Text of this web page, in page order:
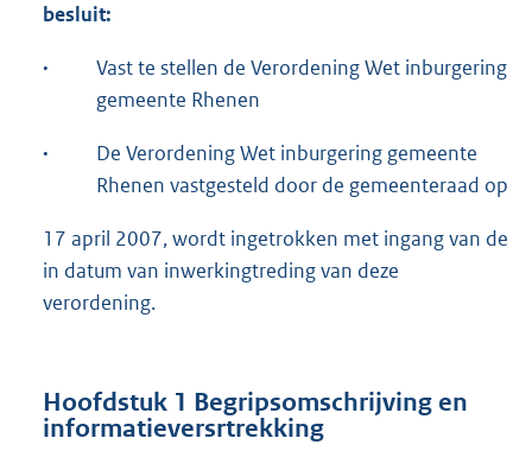
besluit:
·
Vast te stellen de Verordening Wet inburgering
gemeente Rhenen
·
De Verordening Wet inburgering gemeente
Rhenen vastgesteld door de gemeenteraad op
17 april 2007, wordt ingetrokken met ingang van de
in datum van inwerkingtreding van deze
verordening.
Hoofdstuk 1 Begripsomschrijving en
informatieversrtrekking